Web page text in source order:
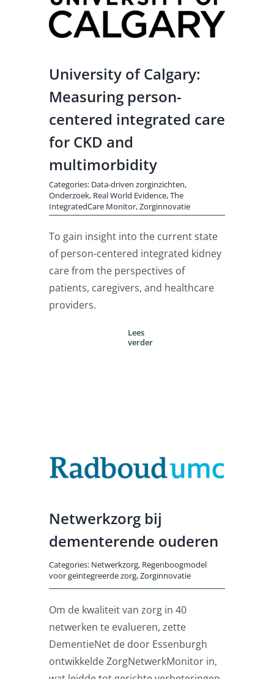
Log Out
University of Calgary:
Measuring person-
centered integrated care
for CKD and
multimorbidity
Categories: Data-driven zorginzichten,
Onderzoek, Real World Evidence,The
IntegratedCare Monitor,Zorginnovatie
To gain insight into the current state
of person-centered integrated kidney
care from the perspectives of
patients, caregivers, and healthcare
providers.
Lees
verder
Netwerkzorg bij
dementerende ouderen
Categories: Netwerkzorg, Regenboogmodel
voor geïntegreerde zorg,Zorginnovatie
Om de kwaliteit van zorg in 40
netwerken te evalueren, zette
DementieNet de door Essenburgh
ontwikkelde ZorgNetwerkMonitor in,